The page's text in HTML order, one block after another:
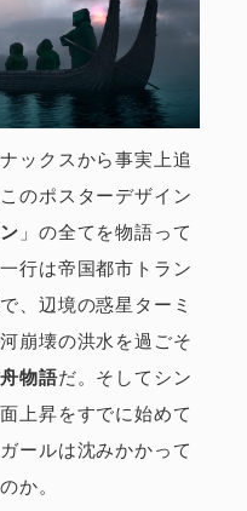
ックスから事実上追
のポスターデザイン
」の全てを物語って
行は帝国都市トラン
、辺境の惑星ターミ
崩壊の洪水を過ごそ
物語だ。そしてシン
上昇をすでに始めて
ールは沈みかかって
か。